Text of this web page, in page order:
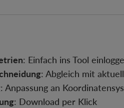
: Einfach ins Tool
: Abgleich mit
: Anpassung an
: Download per Klick